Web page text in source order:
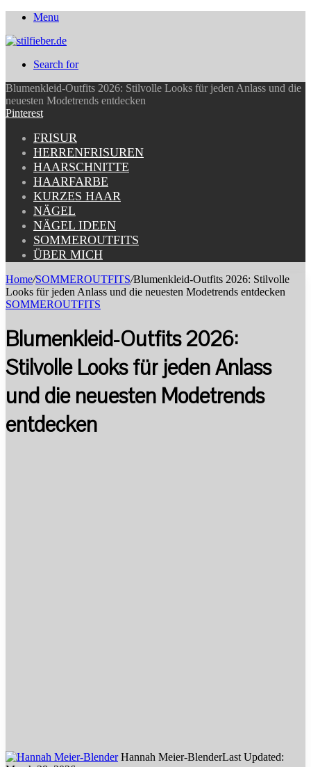
Menu
Search for
Blumenkleid-Outfits 2026: Stilvolle Looks für jeden Anlass und die
neuesten Modetrends entdecken
Pinterest
FRISUR
HERRENFRISUREN
HAARSCHNITTE
HAARFARBE
KURZES HAAR
NÄGEL
NÄGEL IDEEN
SOMMEROUTFITS
ÜBER MICH
Home/SOMMEROUTFITS/Blumenkleid-Outfits 2026: Stilvolle
Looks für jeden Anlass und die neuesten Modetrends entdecken
SOMMEROUTFITS
Blumenkleid-Outfits 2026:
Stilvolle Looks für jeden Anlass
und die neuesten Modetrends
entdecken
Hannah Meier-BlenderLast Updated: